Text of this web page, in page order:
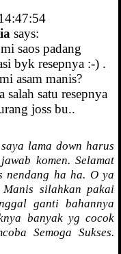
says:
saos padang
byk resepnya :-) .
asam manis?
satu resepnya
joss bu..
lama down harus
komen. Selamat
nendang ha ha. O ya
silahkan pakai
ganti bahannya
banyak yg cocok
Semoga Sukses.